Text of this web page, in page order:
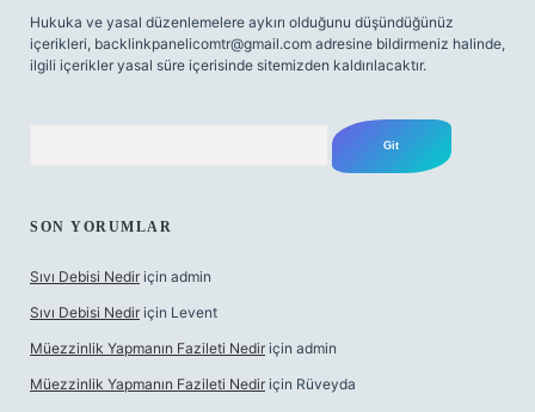
Hukuka ve yasal düzenlemelere aykırı olduğunu düşündüğünüz
içerikleri, backlinkpanelicomtr@gmail.com adresine bildirmeniz halinde,
ilgili içerikler yasal süre içerisinde sitemizden kaldırılacaktır.
SON YORUMLAR
Sıvı Debisi Nedir için admin
Sıvı Debisi Nedir için Levent
Müezzinlik Yapmanın Fazileti Nedir için admin
Müezzinlik Yapmanın Fazileti Nedir için Rüveyda